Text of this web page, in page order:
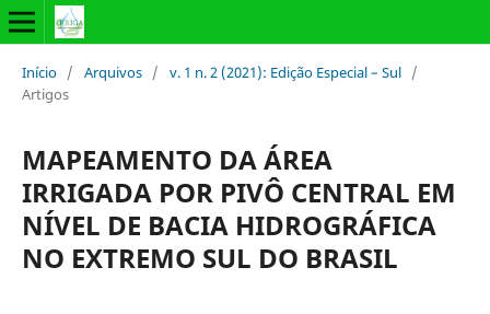
Início / Arquivos / v. 1 n. 2 (2021): Edição Especial – Sul /
Artigos
MAPEAMENTO DA ÁREA
IRRIGADA POR PIVÔ CENTRAL EM
NÍVEL DE BACIA HIDROGRÁFICA
NO EXTREMO SUL DO BRASIL